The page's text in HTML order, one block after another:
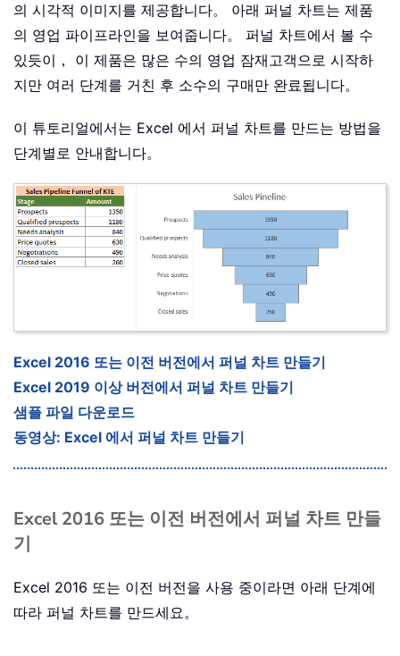
의 시각적 이미지를 제공합니다。 아래 퍼널 차트는 제품
의 영업 파이프라인을 보여줍니다。 퍼널 차트에서 볼 수
있듯이， 이 제품은 많은 수의 영업 잠재고객으로 시작하
지만 여러 단계를 거친 후 소수의 구매만 완료됩니다。
이 튜토리얼에서는 Excel 에서 퍼널 차트를 만드는 방법을
단계별로 안내합니다。
Excel 2016 또는 이전 버전에서 퍼널 차트 만들기
Excel 2019 이상 버전에서 퍼널 차트 만들기
샘플 파일 다운로드
동영상: Excel 에서 퍼널 차트 만들기
Excel 2016 또는 이전 버전에서 퍼널 차트 만들
기
Excel 2016 또는 이전 버전을 사용 중이라면 아래 단계에
따라 퍼널 차트를 만드세요。